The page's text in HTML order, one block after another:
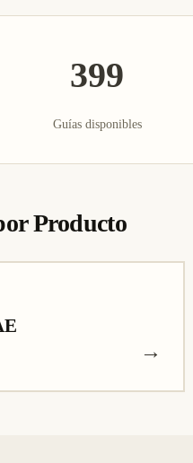
399
Guías disponibles
Producto
→